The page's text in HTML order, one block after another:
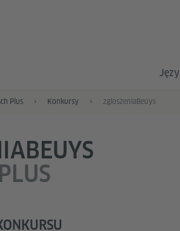
Plus Konkursy zgloszeniaBeuys